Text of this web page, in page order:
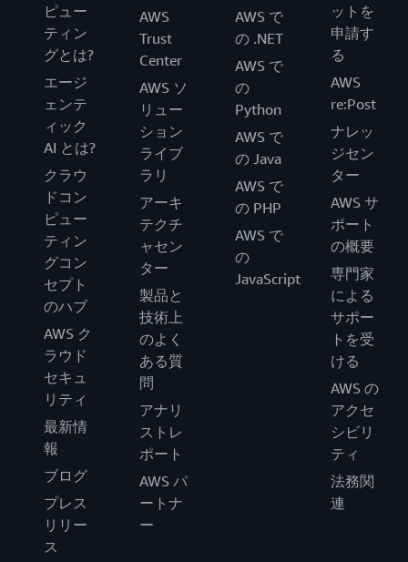
ピュー
ティン
グとは?
エージ
ェンテ
ィック
AI とは?
クラウ
ドコン
ピュー
ティン
グコン
セプト
のハブ
AWS ク
ラウド
セキュ
リティ
最新情
報
ブログ
プレス
リリー
ス
AWS
Trust
Center
AWS ソ
リュー
ション
ライブ
ラリ
アーキ
テクチ
ャセン
ター
製品と
技術上
のよく
ある質
問
アナリ
ストレ
ポート
AWS パ
ートナ
ー
AWS で
の .NET
AWS で
の
Python
AWS で
の Java
AWS で
の PHP
AWS で
の
JavaScript
ットを
申請す
る
AWS
re:Post
ナレッ
ジセン
ター
AWS サ
ポート
の概要
専門家
による
サポー
トを受
ける
AWS の
アクセ
シビリ
ティ
法務関
連